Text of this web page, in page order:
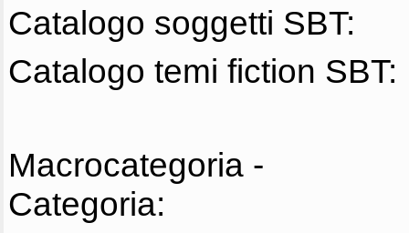
Catalogo soggetti SBT:
Catalogo temi fiction SBT:
Macrocategoria -
Categoria: